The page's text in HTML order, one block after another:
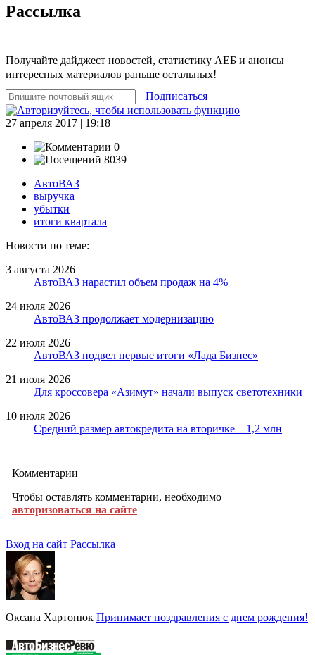
Рассылка
Получайте дайджест новостей, статистику АЕБ и анонсы
интересных материалов раньше остальных!
Подписаться
27 апреля 2017 | 19:18
0
8039
АвтоВАЗ
выручка
убытки
итоги квартала
Новости по теме:
3 августа 2026
АвтоВАЗ нарастил объем продаж на 4%
24 июля 2026
АвтоВАЗ продолжает модернизацию
22 июля 2026
АвтоВАЗ подвел первые итоги «Лада Бизнес»
21 июля 2026
Для кроссовера «Азимут» начали выпуск светотехники
10 июля 2026
Средний размер автокредита на вторичке – 1,2 млн
Комментарии
Чтобы оставлять комментарии, необходимо
авторизоваться на сайте
Вход на сайт Рассылка
Оксана Хартонюк Принимает поздравления с днем рождения!